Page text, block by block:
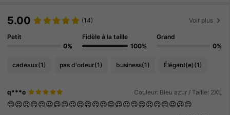
5.00 (14) Voir plus
Petit
0%
Fidèle à la taille
100%
Grand
0%
cadeaux(1) pas d'odeur(1) business(1) Élégant(e)(1)
q***o Couleur: Bleu azur / Taille: 2XL
😍😍😍😍😍😍😍😍😍😍😍😍😍😍😍😍😍😍😍😍😍😍😍😍